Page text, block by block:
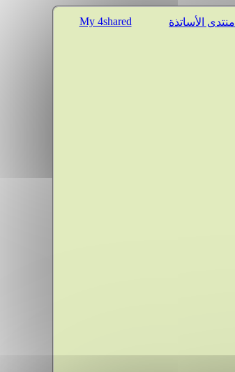
منتدى الأساتذة My 4shared